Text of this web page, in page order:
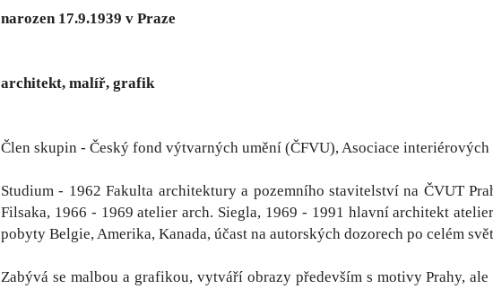
narozen 17.9.1939 v Praze
architekt, malíř, grafik
Člen skupin - Český fond výtvarných umění (ČFVU), Asociace
Studium - 1962 Fakulta architektury a pozemního stavitelství na ČVUT
Filsaka, 1966 - 1969 atelier arch. Siegla, 1969 - 1991 hlavní architekt
pobyty Belgie, Amerika, Kanada, účast na autorských dozorech po celém
Zabývá se malbou a grafikou, vytváří obrazy především s motivy Prahy,